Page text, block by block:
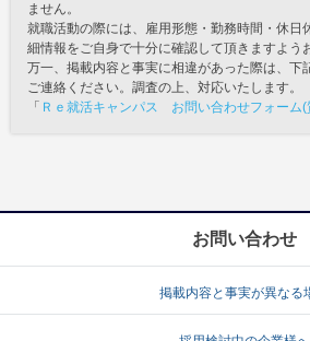
ません。
就職活動の際には、雇用形態・勤務時間・休日
細情報をご自身で十分に確認して頂きますよう
万一、掲載内容と事実に相違があった際は、下
ご連絡ください。調査の上、対応いたします。
「 Ｒｅ就活キャンパス お問い合わせフォーム(
お問い合わせ
掲載内容と事実が異なる